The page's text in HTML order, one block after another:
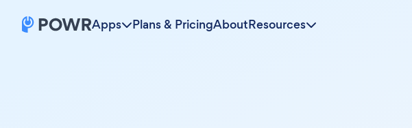
Apps Plans & PricingAboutResources